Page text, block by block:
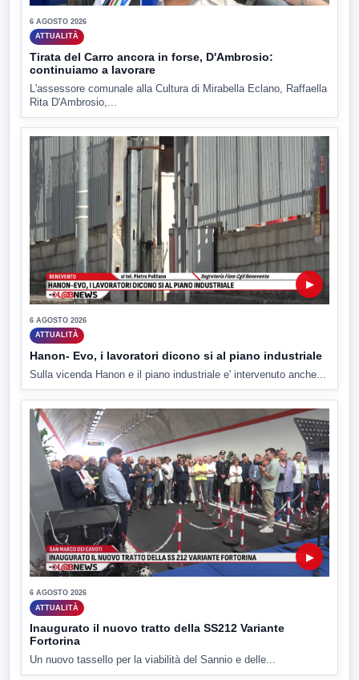
6 AGOSTO 2026
ATTUALITÀ
Tirata del Carro ancora in forse, D'Ambrosio:
continuiamo a lavorare
L'assessore comunale alla Cultura di Mirabella Eclano, Raffaella
Rita D'Ambrosio,...
▶
6 AGOSTO 2026
ATTUALITÀ
Hanon- Evo, i lavoratori dicono si al piano industriale
Sulla vicenda Hanon e il piano industriale e' intervenuto anche...
▶
6 AGOSTO 2026
ATTUALITÀ
Inaugurato il nuovo tratto della SS212 Variante
Fortorina
Un nuovo tassello per la viabilità del Sannio e delle...